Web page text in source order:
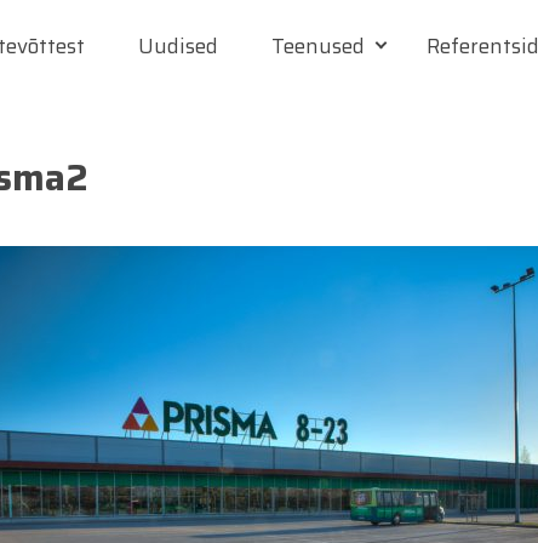
Uudised Teenused Referentsid